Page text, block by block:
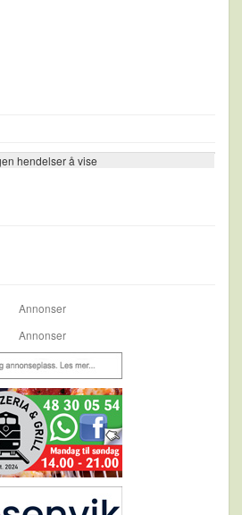
hendelser å vise
Annonser
Annonser